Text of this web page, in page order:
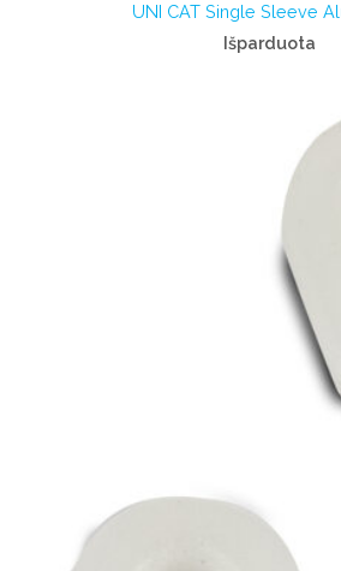
UNI CAT Single Sleeve
Išparduota